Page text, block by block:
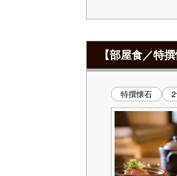
【部屋食／特
特撰懐石